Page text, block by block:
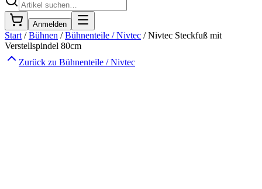
Anmelden
Start /Bühnen /Bühnenteile / Nivtec /Nivtec Steckfuß mit
Verstellspindel 80cm
Zurück zu Bühnenteile / Nivtec